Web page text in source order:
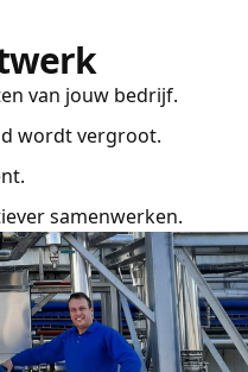
van jouw bedrijf.
wordt vergroot.
samenwerken.